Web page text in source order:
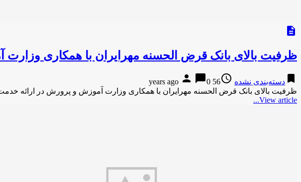
description
ظرفیت بالای بانک قرض الحسنه مهرایران با همکاری
bookmark دسته‌بندی نشده access_time
56 years ago
person chat_bubble0
ظرفیت بالای بانک قرض الحسنه مهرایران با همکاری وزارت آموزش و پرورش در ارائه
View article...